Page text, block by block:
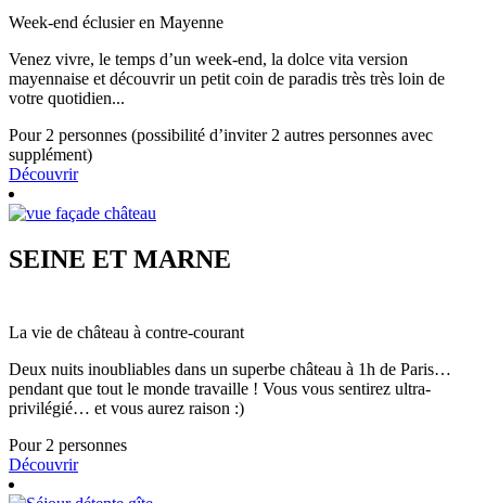
Week-end éclusier en Mayenne
Venez vivre, le temps d’un week-end, la dolce vita version
mayennaise et découvrir un petit coin de paradis très très loin de
votre quotidien...
Pour 2 personnes (possibilité d’inviter 2 autres personnes avec
supplément)
Découvrir
SEINE ET MARNE
La vie de château à contre-courant
Deux nuits inoubliables dans un superbe château à 1h de Paris…
pendant que tout le monde travaille ! Vous vous sentirez ultra-
privilégié… et vous aurez raison :)
Pour 2 personnes
Découvrir